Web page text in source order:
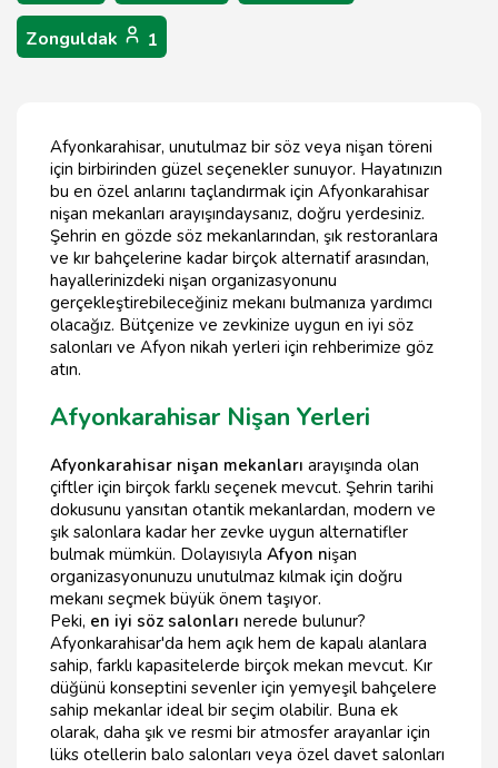
Zonguldak 1
Afyonkarahisar, unutulmaz bir söz veya nişan töreni
için birbirinden güzel seçenekler sunuyor. Hayatınızın
bu en özel anlarını taçlandırmak için Afyonkarahisar
nişan mekanları arayışındaysanız, doğru yerdesiniz.
Şehrin en gözde söz mekanlarından, şık restoranlara
ve kır bahçelerine kadar birçok alternatif arasından,
hayallerinizdeki nişan organizasyonunu
gerçekleştirebileceğiniz mekanı bulmanıza yardımcı
olacağız. Bütçenize ve zevkinize uygun en iyi söz
salonları ve Afyon nikah yerleri için rehberimize göz
atın.
Afyonkarahisar Nişan Yerleri
Afyonkarahisar nişan mekanları arayışında olan
çiftler için birçok farklı seçenek mevcut. Şehrin tarihi
dokusunu yansıtan otantik mekanlardan, modern ve
şık salonlara kadar her zevke uygun alternatifler
bulmak mümkün. Dolayısıyla Afyon nişan
organizasyonunuzu unutulmaz kılmak için doğru
mekanı seçmek büyük önem taşıyor.
Peki, en iyi söz salonları nerede bulunur?
Afyonkarahisar'da hem açık hem de kapalı alanlara
sahip, farklı kapasitelerde birçok mekan mevcut. Kır
düğünü konseptini sevenler için yemyeşil bahçelere
sahip mekanlar ideal bir seçim olabilir. Buna ek
olarak, daha şık ve resmi bir atmosfer arayanlar için
lüks otellerin balo salonları veya özel davet salonları